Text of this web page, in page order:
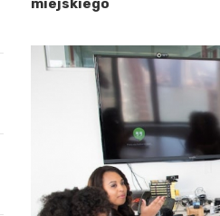
miejskiego